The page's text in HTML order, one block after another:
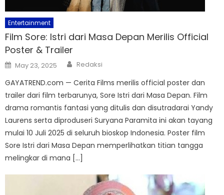
Entertainment
Film Sore: Istri dari Masa Depan Merilis Official
Poster & Trailer
Posted
on
May 23, 2025 Author
Redaksi
GAYATREND.com — Cerita Films merilis official poster dan
trailer dari film terbarunya, Sore Istri dari Masa Depan. Film
drama romantis fantasi yang ditulis dan disutradarai Yandy
Laurens serta diproduseri Suryana Paramita ini akan tayang
mulai 10 Juli 2025 di seluruh bioskop Indonesia. Poster film
Sore Istri dari Masa Depan memperlihatkan titian tangga
melingkar di mana […]